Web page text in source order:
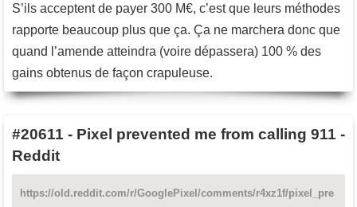
S’ils acceptent de payer 300 M€, c’est que leurs méthodes
rapporte beaucoup plus que ça. Ça ne marchera donc que
quand l’amende atteindra (voire dépassera) 100 % des
gains obtenus de façon crapuleuse.
#20611 - Pixel prevented me from calling 911 -
Reddit
https://old.reddit.com/r/GooglePixel/comments/r4xz1f/pixel_pre